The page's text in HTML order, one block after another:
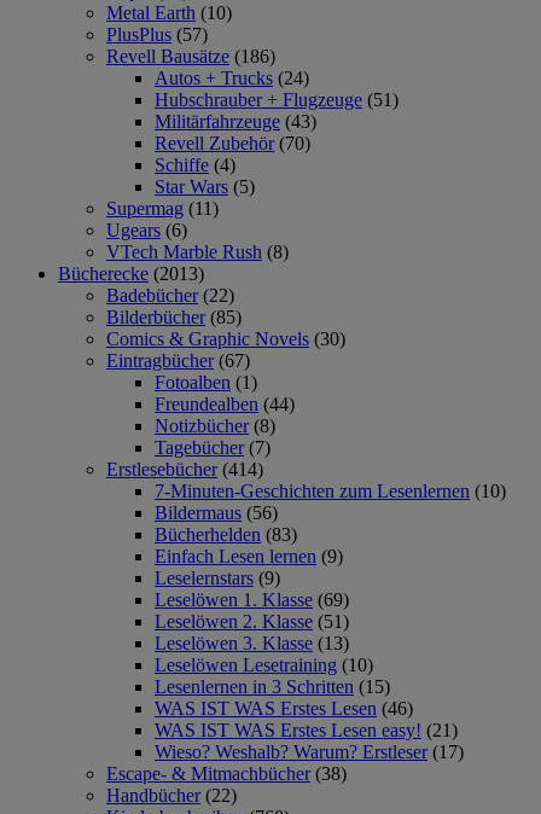
Metal Earth (10)
PlusPlus (57)
Revell Bausätze (186)
Autos + Trucks (24)
Hubschrauber + Flugzeuge (51)
Militärfahrzeuge (43)
Revell Zubehör (70)
Schiffe (4)
Star Wars (5)
Supermag (11)
Ugears (6)
VTech Marble Rush (8)
Bücherecke (2013)
Badebücher (22)
Bilderbücher (85)
Comics & Graphic Novels (30)
Eintragbücher (67)
Fotoalben (1)
Freundealben (44)
Notizbücher (8)
Tagebücher (7)
Erstlesebücher (414)
7-Minuten-Geschichten zum Lesenlernen (10)
Bildermaus (56)
Bücherhelden (83)
Einfach Lesen lernen (9)
Leselernstars (9)
Leselöwen 1. Klasse (69)
Leselöwen 2. Klasse (51)
Leselöwen 3. Klasse (13)
Leselöwen Lesetraining (10)
Lesenlernen in 3 Schritten (15)
WAS IST WAS Erstes Lesen (46)
WAS IST WAS Erstes Lesen easy! (21)
Wieso? Weshalb? Warum? Erstleser (17)
Escape- & Mitmachbücher (38)
Handbücher (22)